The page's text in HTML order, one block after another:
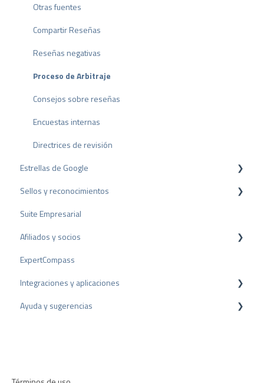
Otras fuentes
Compartir Reseñas
Reseñas negativas
Proceso de Arbitraje
Consejos sobre reseñas
Encuestas internas
Directrices de revisión
Estrellas de Google
Rich Snippet
Sellos y reconocimientos
Sello PRO
Sello de valoración
Premios
Suite Empresarial
Afiliados y socios
Programa de partners
Recomendación
ExpertCompass
Integraciones y aplicaciones
Plugins para CMS
Ayuda y sugerencias